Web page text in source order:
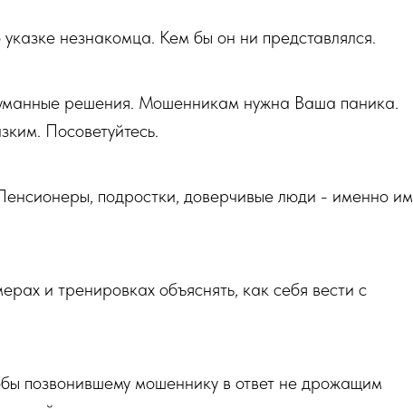
незнакомца. Кем бы он ни представлялся.
решения. Мошенникам нужна Ваша паника.
Посоветуйтесь.
подростки, доверчивые люди - именно им
и тренировках объяснять, как себя вести с
позвонившему мошеннику в ответ не дрожащим